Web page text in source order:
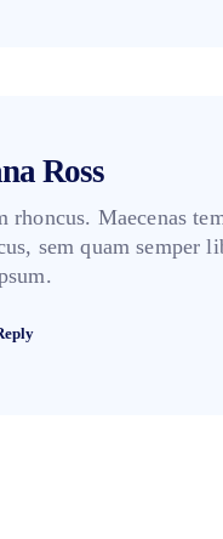
Ross
rhoncus. Maecenas
sem quam semper